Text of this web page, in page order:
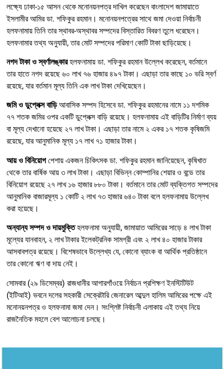
লক্ষ্যে ঢাকা-১৫ আসন থেকে মনোনয়নপত্র দাখিল করেছেন বাংলাদেশ জামায়াতে
ইসলামীর আমির ডা. শফিকুর রহমান। মনোনয়নপত্রের সাথে জমা দেওয়া নির্বাচনী
হলফনামায় তিনি তার স্থাবর-অস্থাবর সম্পদের বিস্তারিত বিবরণ তুলে ধরেছেন।
হলফনামার তথ্য অনুযায়ী, তার মোট সম্পদের পরিমাণ কোটি টাকা ছাড়িয়েছে।
নগদ টাকা ও স্বর্ণালঙ্কারহলফনামায় ডা. শফিকুর রহমান উল্লেখ করেছেন, বর্তমানে
তার হাতে নগদ রয়েছে ৬০ লাখ ৭৬ হাজার ৪৯৭ টাকা। এছাড়া তার কাছে ১০ ভরি স্বর্ণ
রয়েছে, যার বর্তমান মূল্য তিনি এক লাখ টাকা দেখিয়েছেন।
জমি ও ডুপ্লেক্স বাড়িআবাসিক সম্পদ হিসেবে ডা. শফিকুর রহমানের নামে ১১ দশমিক
৭৭ শতক জমির ওপর একটি ডুপ্লেক্স বাড়ি রয়েছে। হলফনামায় এই বাড়িটির নির্মাণ ব্যয়
বা মূল্য দেখানো হয়েছে ২৭ লাখ টাকা। এছাড়া তার নামে ২ একর ১৭ শতক কৃষিজমি
রয়েছে, যার আনুমানিক মূল্য ১৭ লাখ ৭১ হাজার টাকা।
আয় ও বিনিয়োগপেশায় একজন চিকিৎসক ডা. শফিকুর রহমান জানিয়েছেন, কৃষিখাত
থেকে তার বার্ষিক আয় ৩ লাখ টাকা। এছাড়া বিভিন্ন কোম্পানির শেয়ার ও বন্ডে তার
বিনিয়োগ রয়েছে ২৭ লাখ ১৬ হাজার ৮৮০ টাকা। বর্তমানে তার মোট ব্যক্তিগত সম্পদের
আনুমানিক বাজারমূল্য ১ কোটি ২ লাখ ৭৩ হাজার ৬৪০ টাকা বলে হলফনামায় উল্লেখ
করা হয়েছে।
অন্যান্য সম্পদ ও দায়মুক্তিহলফনামা অনুযায়ী, জামায়াত আমিরের সাড়ে ৪ লাখ টাকা
মূল্যের যানবাহন, ২ লাখ টাকার ইলেকট্রনিক সামগ্রী এবং ২ লাখ ৪০ হাজার টাকার
আসবাবপত্র রয়েছে। বিশেষভাবে উল্লেখ্য যে, কোনো ব্যাংক বা আর্থিক প্রতিষ্ঠানে
তার কোনো ঋণ বা দায় নেই।
সোমবার (২৯ ডিসেম্বর) রাজধানীর আগারগাঁওয়ে নির্বাচন প্রশিক্ষণ ইনস্টিটিউট
(ইটিআই) ভবনে দলের সহকারী সেক্রেটারি জেনারেল আব্দুল হালিম আমিরের পক্ষে এই
মনোনয়নপত্র ও হলফনামা জমা দেন। সংশ্লিষ্ট নির্বাচনী এলাকায় এই তথ্য নিয়ে
রাজনৈতিক মহলে বেশ আলোচনা চলছে।